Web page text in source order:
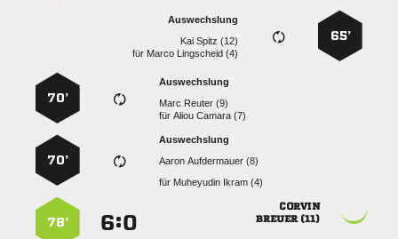
65’
Auswechslung
  
für   
Auswechslung
  
für  
70’
Auswechslung
  
für   
70’

 
:
78’